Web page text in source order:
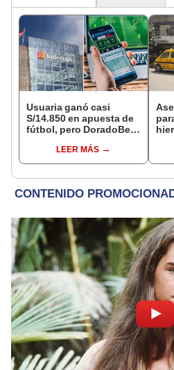
Usuaria ganó casi
S/14.850 en apuesta de
fútbol, pero DoradoBet
Indecopi multó a la
empresa con más de S/
LEER MÁS